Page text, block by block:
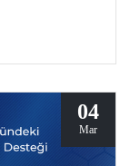
Vali
Sekreteri
04
Mar